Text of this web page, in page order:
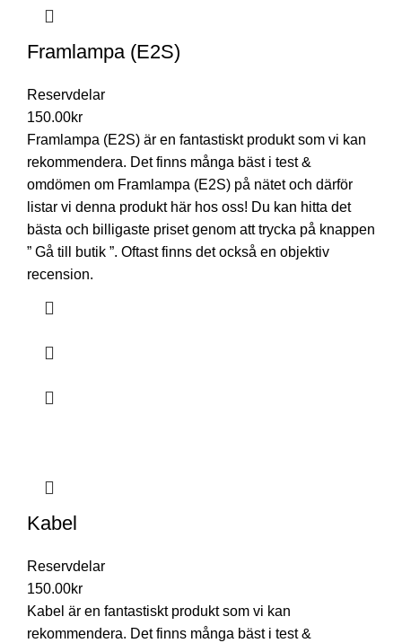
Framlampa (E2S)
Reservdelar
150.00kr
Framlampa (E2S) är en fantastiskt produkt som vi kan
rekommendera. Det finns många bäst i test &
omdömen om Framlampa (E2S) på nätet och därför
listar vi denna produkt här hos oss! Du kan hitta det
bästa och billigaste priset genom att trycka på knappen
” Gå till butik ”. Oftast finns det också en objektiv
recension.
Kabel
Reservdelar
150.00kr
Kabel är en fantastiskt produkt som vi kan
rekommendera. Det finns många bäst i test &